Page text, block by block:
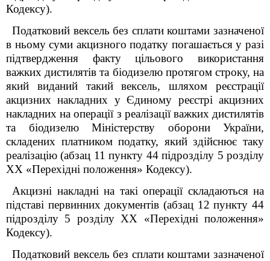
Кодексу).
Податковий вексель без сплати коштами зазначеної
в ньому суми акцизного податку погашається у разі
підтвердження факту цільового використання
важких дистилятів та біодизелю протягом строку, на
який виданий такий вексель, шляхом реєстрації
акцизних накладних у Єдиному реєстрі акцизних
накладних на операції з реалізації важких дистилятів
та біодизелю Міністерству оборони України,
складених платником податку, який здійснює таку
реалізацію (абзац 11 пункту 44 підрозділу 5 розділу
ХХ «Перехідні положення» Кодексу).
Акцизні накладні на такі операції складаються на
підставі первинних документів (абзац 12 пункту 44
підрозділу 5 розділу ХХ «Перехідні положення»
Кодексу).
Податковий вексель без сплати коштами зазначеної